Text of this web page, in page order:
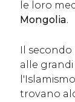
le loro
Mongolia.
Il
alle grandi
trovano